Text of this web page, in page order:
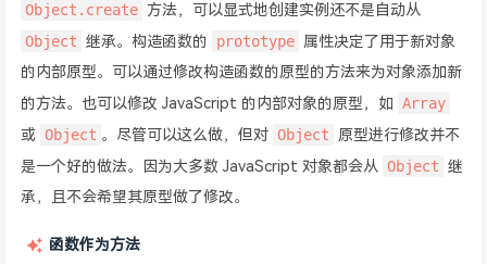
Object.create 方法，可以显式地创建实例还不是自动从
Object 继承。构造函数的 prototype 属性决定了用于新对象
的内部原型。可以通过修改构造函数的原型的方法来为对象添加新
的方法。也可以修改 JavaScript 的内部对象的原型，如
Array
或 Object 。尽管可以这么做，但对 Object
原型进行修改并不
是一个好的做法。因为大多数 JavaScript 对象都会从 Object 继
承，且不会希望其原型做了修改。
函数作为方法